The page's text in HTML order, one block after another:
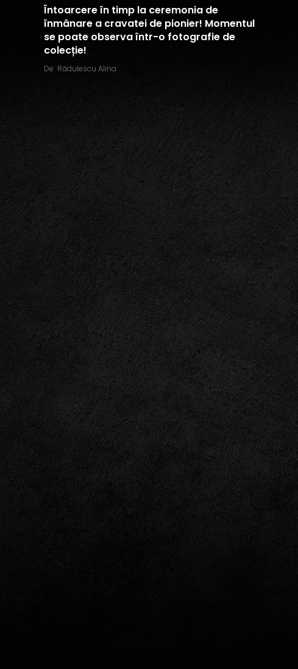
Întoarcere în timp la ceremonia de
înmânare a cravatei de pionier! Momentul
se poate observa într-o fotografie de
colecție!
De Rădulescu Alina